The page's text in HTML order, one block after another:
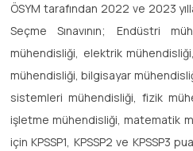
ÖSYM tarafından 2022 ve 2023
Seçme Sınavının; Endüstri
mühendisliği, elektrik
mühendisliği, bilgisayar
sistemleri mühendisliği, fizik
işletme mühendisliği, matematik
için KPSSP1, KPSSP2 ve KPSSP3